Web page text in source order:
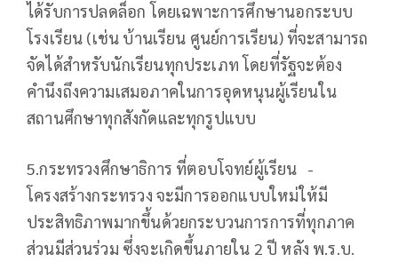
ได้รับการปลดล็อก โดยเฉพาะการศึกษานอกระบบ
โรงเรียน (เช่น บ้านเรียน ศูนย์การเรียน) ที่จะสามารถ
จัดได้สำหรับนักเรียนทุกประเภท โดยที่รัฐจะต้อง
คำนึงถึงความเสมอภาคในการอุดหนุนผู้เรียนใน
สถานศึกษาทุกสังกัดและทุกรูปแบบ
5.กระทรวงศึกษาธิการ ที่ตอบโจทย์ผู้เรียน -
โครงสร้างกระทรวง จะมีการออกแบบใหม่ให้มี
ประสิทธิภาพมากขึ้นด้วยกระบวนการการที่ทุกภาค
ส่วนมีส่วนร่วม ซึ่งจะเกิดขึ้นภายใน 2 ปี หลัง พ.ร.บ.